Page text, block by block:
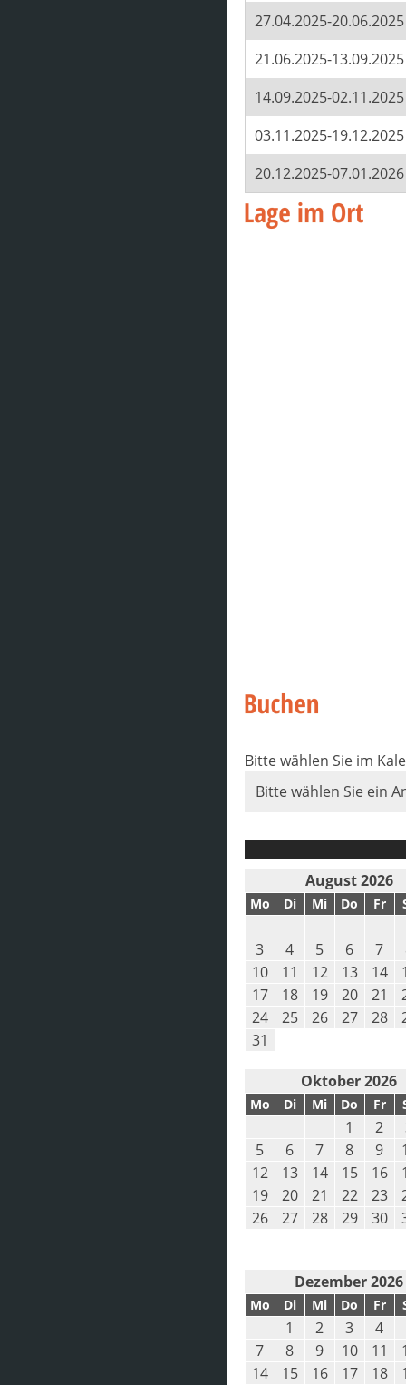
27.04.2025-20.06.2025
21.06.2025-13.09.2025
14.09.2025-02.11.2025
03.11.2025-19.12.2025
20.12.2025-07.01.2026
Bitte wählen Sie im
Bitte wählen Sie ein
August 2026
Mo Di Mi Do Fr
3
4 5 6 7
10
11 12 13 14
17
18 19 20 21
24
25 26 27 28
31
Oktober 2026
Mo Di Mi Do Fr
1 2
5
6 7 8 9
12
13 14 15 16
19
20 21 22 23
26
27 28 29 30
Dezember 2026
Mo Di Mi Do Fr
1 2 3 4
7
8 9 10 11
14
15 16 17 18